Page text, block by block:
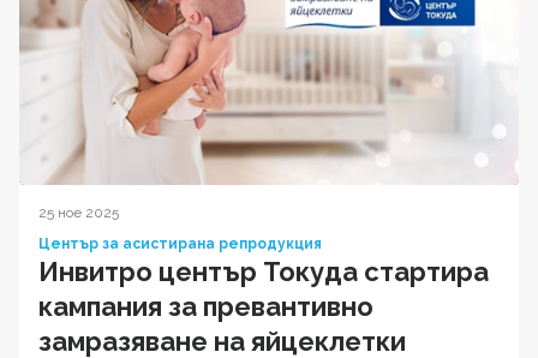
25 ное 2025
Център за асистирана репродукция
Инвитро център Токуда стартира
кампания за превантивно
замразяване на яйцеклетки